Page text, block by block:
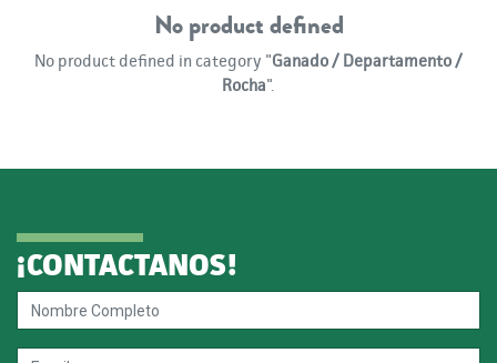
No product defined
No product defined in category "Ganado / Departamento /
Rocha".
¡CONTACTANOS!